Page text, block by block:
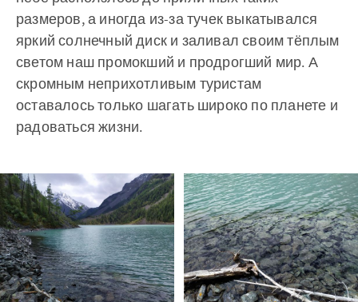
размеров, а иногда из-за тучек выкатывался
яркий солнечный диск и заливал своим тёплым
светом наш промокший и продрогший мир. А
скромным неприхотливым туристам
оставалось только шагать широко по планете и
радоваться жизни.